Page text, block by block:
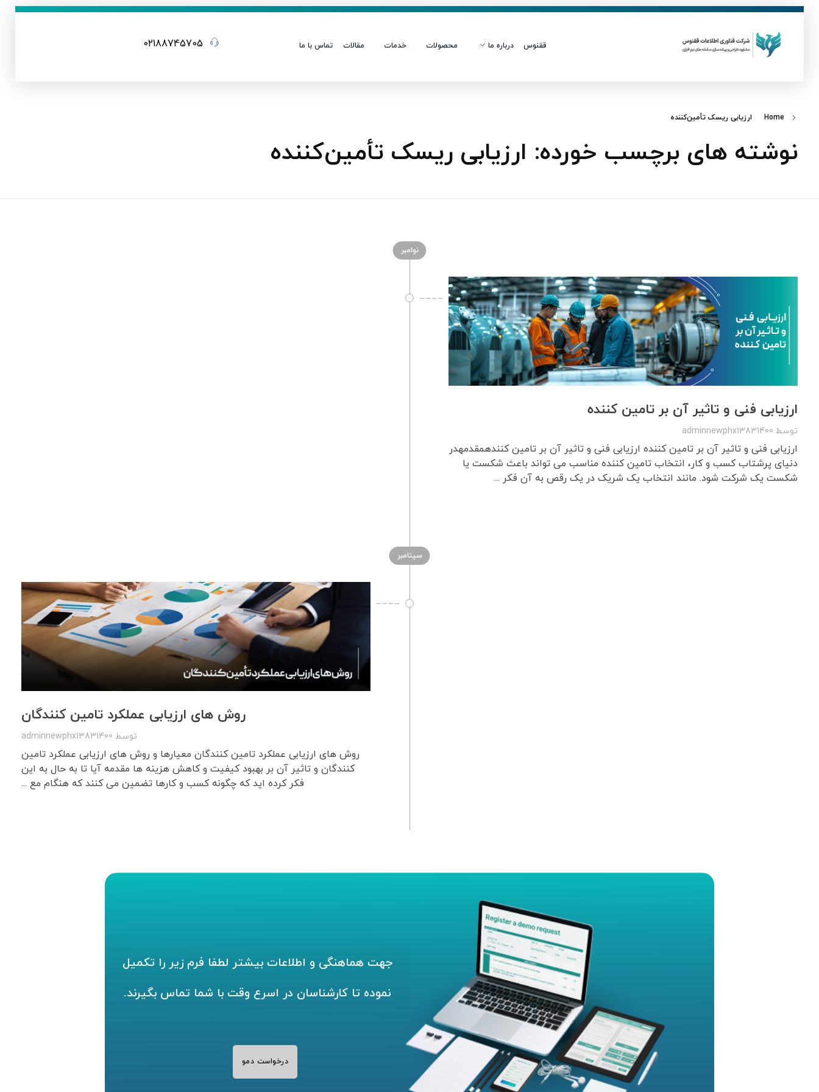
ققنوس درباره ما محصولات خدمات مقالات تماس با ما 02188745705
Home ارزیابی ریسک تأمین‌کننده
نوشته های برچسب خورده: ارزیابی ریسک تأمین‌کننده
نوامبر
ارزیابی فنی و تاثیر آن بر تامین کننده
توسط adminnewphx13831400
ارزیابی فنی و تاثیر آن بر تامین کننده ارزیابی فنی و تاثیر آن بر تامین کنندهمقدمهدر
دنیای پرشتاب کسب و کار، انتخاب تامین کننده مناسب می تواند باعث شکست یا
شکست یک شرکت شود. مانند انتخاب یک شریک در یک رقص به آن فکر ...
سپتامبر
روش های ارزیابی عملکرد تامین کنندگان
توسط adminnewphx13831400
روش های ارزیابی عملکرد تامین کنندگان معیارها و روش های ارزیابی عملکرد تامین
کنندگان و تاثیر آن بر بهبود کیفیت و کاهش هزینه ها مقدمه آیا تا به حال به این
فکر کرده اید که چگونه کسب و کارها تضمین می کنند که هنگام مع ...
جهت هماهنگی و اطلاعات بیشتر لطفا فرم زیر را تکمیل
نموده تا کارشناسان در اسرع وقت با شما تماس بگیرند.
درخواست دمو